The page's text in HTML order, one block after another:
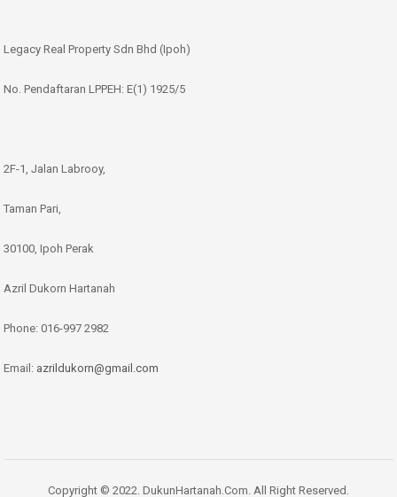
Legacy Real Property Sdn Bhd (Ipoh)
No. Pendaftaran LPPEH: E(1) 1925/5
2F-1, Jalan Labrooy,
Taman Pari,
30100, Ipoh Perak
Azril Dukorn Hartanah
Phone: 016-997 2982
Email: azrildukorn@gmail.com
Copyright © 2022. DukunHartanah.Com. All Right Reserved.